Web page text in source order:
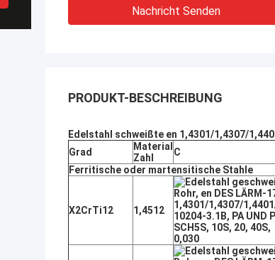
Nachricht Senden
PRODUKT-BESCHREIBUNG
Edelstahl schweißte en 1,4301/1,4307/
Grad
Material
Zahl
C
Ferritische oder martensitische Stahle
X2CrTi12 1,4512
0,030